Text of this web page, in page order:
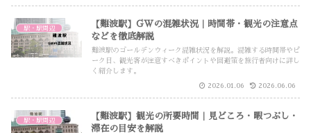
駅・駅周辺
【難波駅】GWの混雑状況｜時間帯・観光の注意点
などを徹底解説
難波駅のゴールデンウィーク混雑状況を解説。混雑する時間帯やピ
ーク日、観光客が注意すべきポイントや回避策を旅行者向けに詳し
く紹介します。
2026.01.06 2026.06.06
駅・駅周辺
【難波駅】観光の所要時間｜見どころ・暇つぶし・
滞在の目安を解説